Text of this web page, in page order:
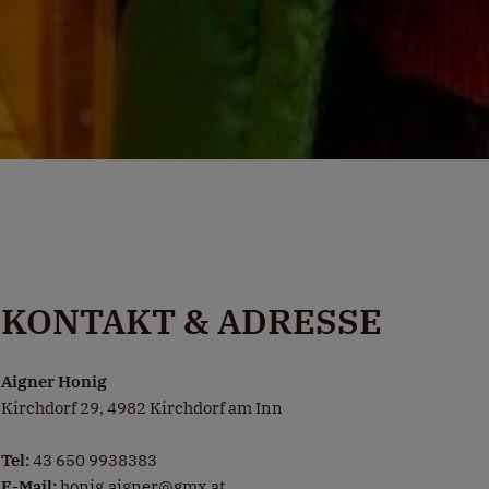
KONTAKT & ADRESSE
Aigner Honig
Kirchdorf 29, 4982 Kirchdorf am Inn
Tel:43 650 9938383